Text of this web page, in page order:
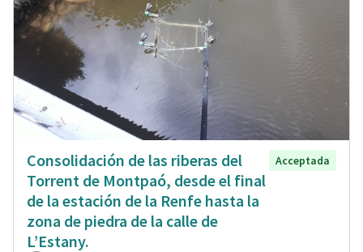
Consolidación de las riberas del
Torrent de Montpaó, desde el final
de la estación de la Renfe hasta la
zona de piedra de la calle de
L’Estany.
Acceptada